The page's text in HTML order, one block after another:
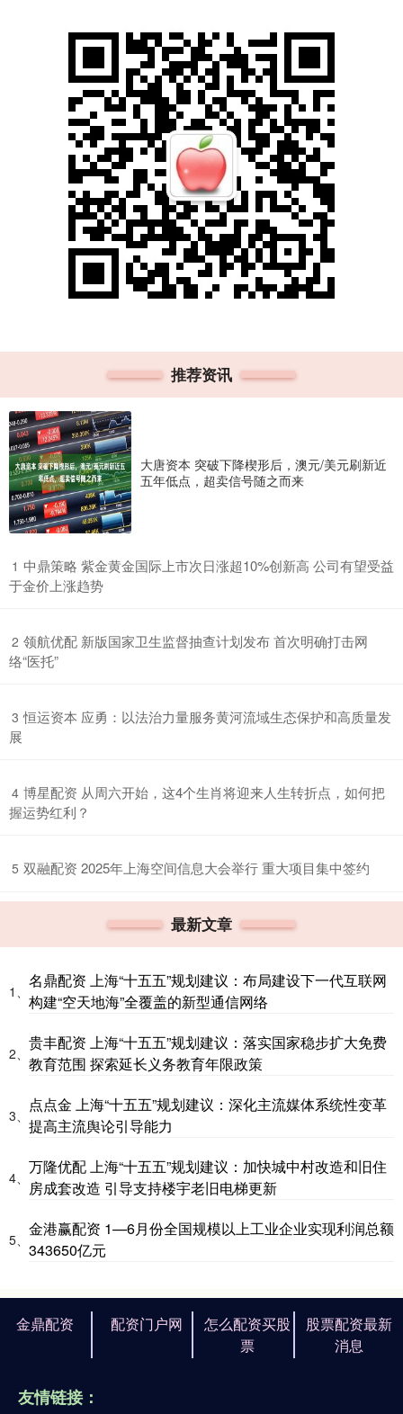
推荐资讯
大唐资本 突破下降楔形后，澳元/美元刷新近
五年低点，超卖信号随之而来
1 ​中鼎策略 紫金黄金国际上市次日涨超10%创新高 公司有望受益
于金价上涨趋势
2 ​领航优配 新版国家卫生监督抽查计划发布 首次明确打击网
络“医托”
3 ​恒运资本 应勇：以法治力量服务黄河流域生态保护和高质量发
展
4 ​博星配资 从周六开始，这4个生肖将迎来人生转折点，如何把
握运势红利？
5 ​双融配资 2025年上海空间信息大会举行 重大项目集中签约
最新文章
1、
名鼎配资 上海“十五五”规划建议：布局建设下一代互联网
构建“空天地海”全覆盖的新型通信网络
2、
贵丰配资 上海“十五五”规划建议：落实国家稳步扩大免费
教育范围 探索延长义务教育年限政策
3、
点点金 上海“十五五”规划建议：深化主流媒体系统性变革
提高主流舆论引导能力
4、
万隆优配 上海“十五五”规划建议：加快城中村改造和旧住
房成套改造 引导支持楼宇老旧电梯更新
5、
金港赢配资 1—6月份全国规模以上工业企业实现利润总额
343650亿元
金鼎配资 配资门户网
怎么配资买股
票
股票配资最新
消息
友情链接：